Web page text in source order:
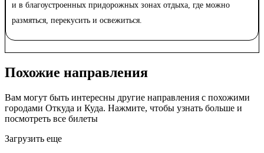
и в благоустроенных придорожных зонах отдыха, где можно
размяться, перекусить и освежиться.
Похожие направления
Вам могут быть интересны другие направления с похожими
городами Откуда и Куда. Нажмите, чтобы узнать больше и
посмотреть все билеты
Загрузить еще